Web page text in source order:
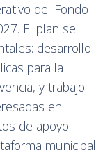
del Fondo
El plan se
desarrollo
para la
y trabajo
en
de apoyo
municipal